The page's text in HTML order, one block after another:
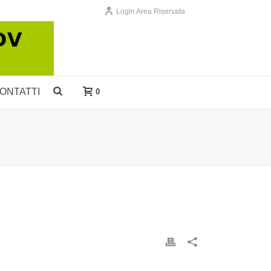
Login Area Riservata
0